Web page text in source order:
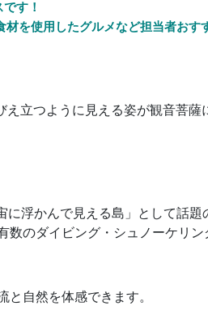
す！
を使用したグルメなど担当者お
立つように見える姿が観音菩薩
浮かんで見える島」として話
のダイビング・シュノーケリン
自然を体感できます。